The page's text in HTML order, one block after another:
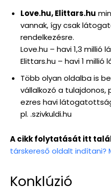
Love.hu, Elittars.hu
vannak, így csak
rendelkezésre.
Love.hu – havi 1,3 millió
Elittars.hu – havi 1 millió
Több olyan oldalba is
vállalkozó a tulajdonos,
ezres havi
pl. .szivkuldi.hu
A cikk folytatását itt
társkereső oldalt indítani?
Konklúzió